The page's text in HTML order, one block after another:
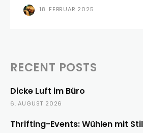
18. FEBRUAR 2025
RECENT POSTS
Dicke Luft im Büro
6. AUGUST 2026
Thrifting-Events: Wühlen mit Stil